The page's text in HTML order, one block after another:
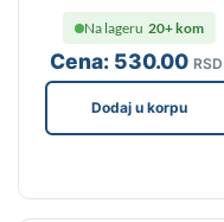
Cena: 530.00 RSD
Na lageru 20+ kom
Dodaj u korpu